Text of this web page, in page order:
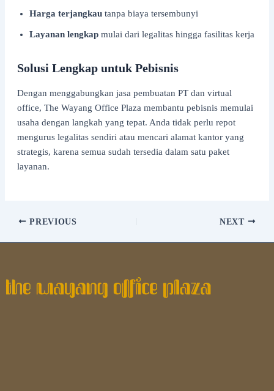
Harga terjangkautanpa biaya tersembunyi
Layanan lengkapmulai dari legalitas hingga fasilitas kerja
Solusi Lengkap untuk Pebisnis
Dengan menggabungkan jasa pembuatan PT dan virtual
office, The Wayang Office Plaza membantu pebisnis memulai
usaha dengan langkah yang tepat. Anda tidak perlu repot
mengurus legalitas sendiri atau mencari alamat kantor yang
strategis, karena semua sudah tersedia dalam satu paket
layanan.
PREVIOUS NEXT